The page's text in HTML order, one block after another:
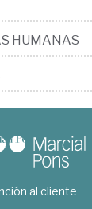
HUMANAS
al cliente